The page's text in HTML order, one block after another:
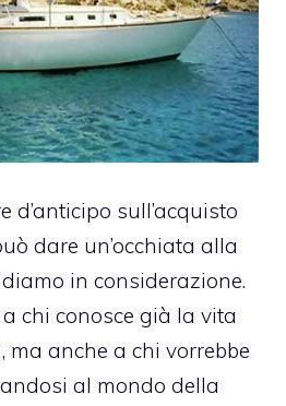
d’anticipo sull’acquisto
dare un’occhiata alla
in considerazione.
chi conosce già la vita
ma anche a chi vorrebbe
al mondo della